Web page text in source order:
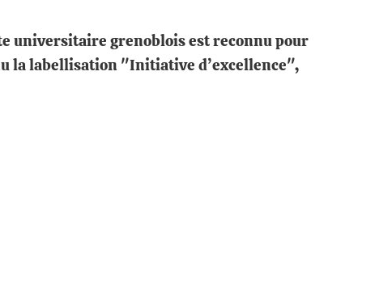
universitaire grenoblois est reconnu pour
la labellisation "Initiative d’excellence",